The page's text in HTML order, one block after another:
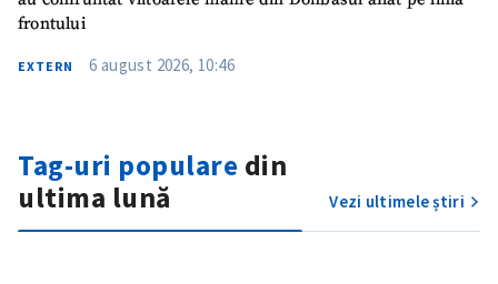
Trimite o informație
in English на русском
frontului
EXTERN 6 august 2026, 10:46
Tag-uri populare din
ultima lună
Vezi ultimele știri